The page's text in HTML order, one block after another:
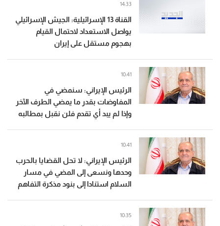
القناة 13 الإسرائيلية: الجيش الإسرائيلي
يواصل الاستعداد لاحتمال القيام
بهجوم مستقل على إيران
14:33
الرئيس الإيراني: سنمضي في
المفاوضات بقدر ما يمضي الطرف الآخر
وإذا لم يبد أي تقدم فلن نقبل بمطالبه
10:41
الرئيس الإيراني: لا تحل القضايا بالحرب
وحدها ونسعى إلى المضي في مسار
السلام استنادا إلى بنود مذكرة التفاهم
10:41
10:35